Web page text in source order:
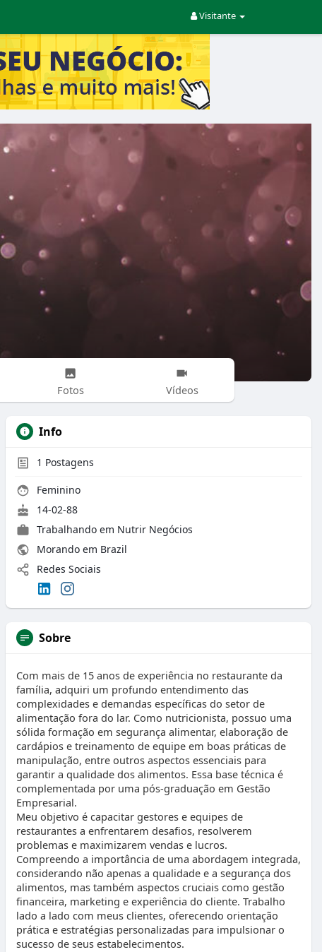
Visitante
Fotos Vídeos
Info
1 Postagens
Feminino
14-02-88
Trabalhando em Nutrir Negócios
Morando em Brazil
Redes Sociais
Sobre
Com mais de 15 anos de experiência no restaurante da
família, adquiri um profundo entendimento das
complexidades e demandas específicas do setor de
alimentação fora do lar. Como nutricionista, possuo uma
sólida formação em segurança alimentar, elaboração de
cardápios e treinamento de equipe em boas práticas de
manipulação, entre outros aspectos essenciais para
garantir a qualidade dos alimentos. Essa base técnica é
complementada por uma pós-graduação em Gestão
Empresarial.
Meu objetivo é capacitar gestores e equipes de
restaurantes a enfrentarem desafios, resolverem
problemas e maximizarem vendas e lucros.
Compreendo a importância de uma abordagem integrada,
considerando não apenas a qualidade e a segurança dos
alimentos, mas também aspectos cruciais como gestão
financeira, marketing e experiência do cliente. Trabalho
lado a lado com meus clientes, oferecendo orientação
prática e estratégias personalizadas para impulsionar o
sucesso de seus estabelecimentos.